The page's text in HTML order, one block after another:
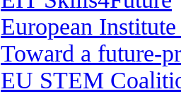
European
Toward a future-
EU STEM